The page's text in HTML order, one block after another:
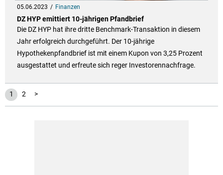
05.06.2023 Finanzen
DZ HYP emittiert 10-jährigen Pfandbrief
Die DZ HYP hat ihre dritte Benchmark-Transaktion in diesem
Jahr erfolgreich durchgeführt. Der 10-jährige
Hypothekenpfandbrief ist mit einem Kupon von 3,25 Prozent
ausgestattet und erfreute sich reger Investorennachfrage.
1 2 >